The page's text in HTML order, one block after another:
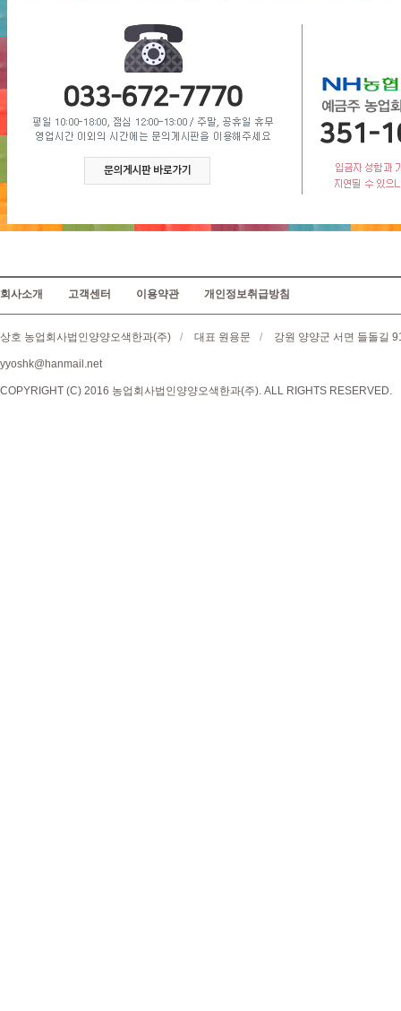
회사소개 고객센터 이용약관 개인정보취급방침
상호 농업회사법인양양오색한과(주) / 대표 원용문 / 강원 양양군 서면 들돌길
yyoshk@hanmail.net
COPYRIGHT (C) 2016 농업회사법인양양오색한과(주). ALL RIGHTS RESERVED.